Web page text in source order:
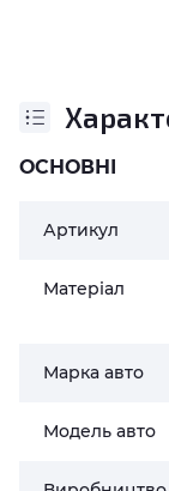
ОСНОВНІ
Артикул
Матеріал
Марка авто
Модель авто